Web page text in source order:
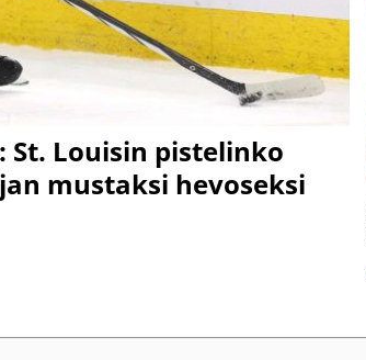
Louisin pistelinko
mustaksi hevoseksi